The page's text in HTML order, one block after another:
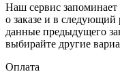
Наш сервис
о заказе и в следующий
данные предыдущего
выбирайте другие
Оплата